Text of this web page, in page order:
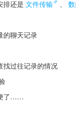
排还是 文件传输 、
的聊天记录
找过往记录的情况
了……